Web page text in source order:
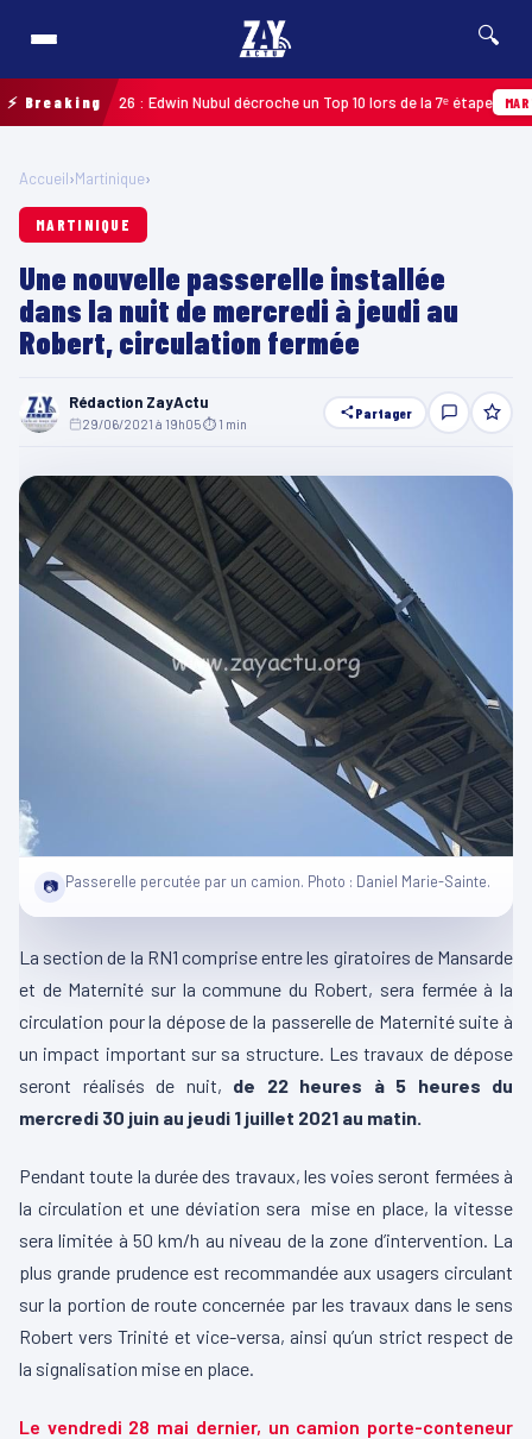
🔍
⚡ Breaking2026 : Edwin Nubul décroche un Top 10 lors de la 7ᵉ étape
Accueil›Martinique›
MARTINIQUE
Une nouvelle passerelle installée
dans la nuit de mercredi à jeudi au
Robert, circulation fermée
Rédaction ZayActu
29/06/2021 à 19h05⏱ 1 min
Partager
📷 Passerelle percutée par un camion. Photo : Daniel Marie-Sainte.
La section de la RN1 comprise entre les giratoires de Mansarde
et de Maternité sur la commune du Robert, sera fermée à la
circulation pour la dépose de la passerelle de Maternité suite à
un impact important sur sa structure. Les travaux de dépose
seront réalisés de nuit, de 22 heures à 5 heures du
mercredi 30 juin au jeudi 1 juillet 2021 au matin.
Pendant toute la durée des travaux, les voies seront fermées à
la circulation et une déviation sera mise en place, la vitesse
sera limitée à 50 km/h au niveau de la zone d’intervention. La
plus grande prudence est recommandée aux usagers circulant
sur la portion de route concernée par les travaux dans le sens
Robert vers Trinité et vice-versa, ainsi qu’un strict respect de
la signalisation mise en place.
Le vendredi 28 mai dernier, un camion porte-conteneur